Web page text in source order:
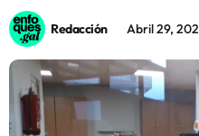
Sostenibilidad
Redacción Abril 29,